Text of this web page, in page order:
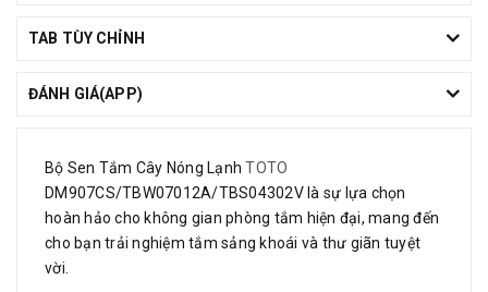
TAB TÙY CHỈNH
ĐÁNH GIÁ(APP)
Bộ Sen Tắm Cây Nóng LạnhTOTO
DM907CS/TBW07012A/TBS04302V là sự lựa chọn
hoàn hảo cho không gian phòng tắm hiện đại, mang đến
cho bạn trải nghiệm tắm sảng khoái và thư giãn tuyệt
vời.